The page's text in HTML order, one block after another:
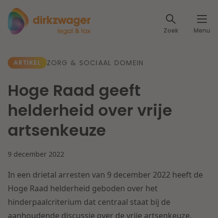
Zoek Menu
Expertises
Fiscaal
Arbeid & Pensioen
IE & Innovatie
Lees meer
Lees meer
Artikelen
Klantcases
Events
Specialisten
Over Dirkzwager
Werken bij
ARTIKEL ZORG & SOCIAAL DOMEIN
Hoge Raad geeft
helderheid over vrije
artsenkeuze
9 december 2022
In een drietal arresten van 9 december 2022 heeft de
Hoge Raad helderheid geboden over het
hinderpaalcriterium dat centraal staat bij de
aanhoudende discussie over de vrije artsenkeuze.